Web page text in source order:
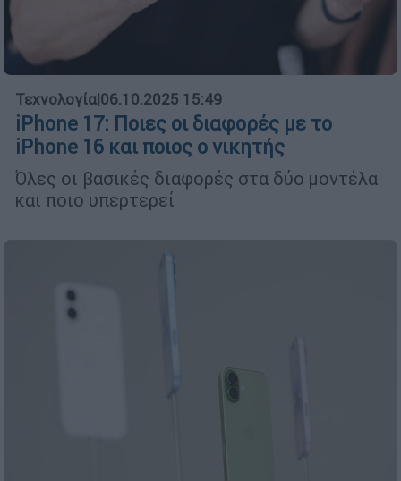
Τεχνολογία|06.10.2025 15:49
iPhone 17: Ποιες οι διαφορές με το
iPhone 16 και ποιος ο νικητής
Όλες οι βασικές διαφορές στα δύο μοντέλα
και ποιο υπερτερεί